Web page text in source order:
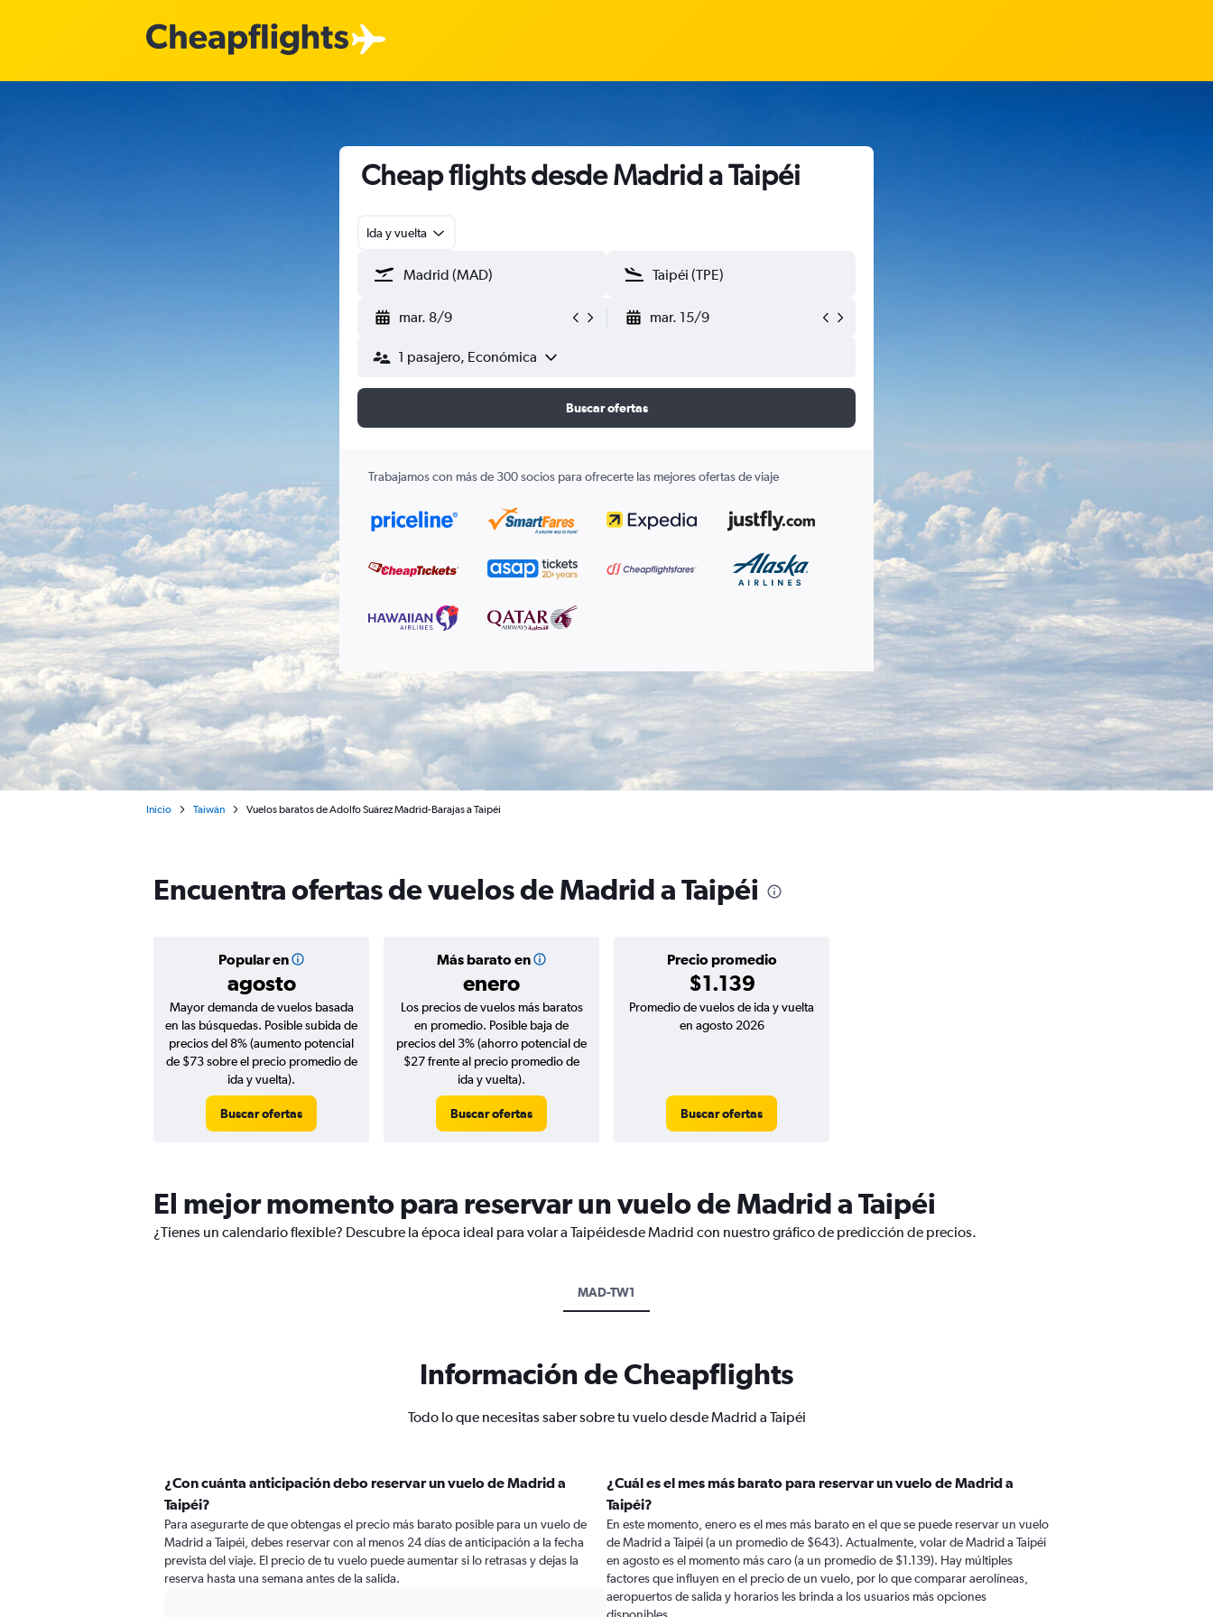
Cheap flights desde Madrid a Taipéi
Ida y vuelta
mar. 8/9 mar. 15/9
1 pasajero, Económica
Buscar ofertas
Trabajamos con más de 300 socios para ofrecerte las mejores ofertas de viaje
Inicio Taiwán Vuelos baratos de Adolfo Suárez Madrid-Barajas a Taipéi
Encuentra ofertas de vuelos de Madrid a Taipéi
Popular en
agosto
Más barato en
enero
Precio promedio
$1.139
Mayor demanda de vuelos basada
en las búsquedas. Posible subida de
precios del 8% (aumento potencial
de $73 sobre el precio promedio de
ida y vuelta).
Buscar ofertas
Los precios de vuelos más baratos
en promedio. Posible baja de
precios del 3% (ahorro potencial de
$27 frente al precio promedio de
ida y vuelta).
Buscar ofertas
Promedio de vuelos de ida y vuelta
en agosto 2026
Buscar ofertas
El mejor momento para reservar un vuelo de Madrid a Taipéi
¿Tienes un calendario flexible? Descubre la época ideal para volar a Taipéidesde Madrid con nuestro gráfico de predicción de precios.
MAD-TW1
Información de Cheapflights
Todo lo que necesitas saber sobre tu vuelo desde Madrid a Taipéi
¿Con cuánta anticipación debo reservar un vuelo de Madrid a
Taipéi?
Para asegurarte de que obtengas el precio más barato posible para un vuelo de
Madrid a Taipéi, debes reservar con al menos 24 días de anticipación a la fecha
prevista del viaje. El precio de tu vuelo puede aumentar si lo retrasas y dejas la
reserva hasta una semana antes de la salida.
¿Cuál es el mes más barato para reservar un vuelo de Madrid a
Taipéi?
En este momento, enero es el mes más barato en el que se puede reservar un vuelo
de Madrid a Taipéi (a un promedio de $643). Actualmente, volar de Madrid a Taipéi
en agosto es el momento más caro (a un promedio de $1.139). Hay múltiples
factores que influyen en el precio de un vuelo, por lo que comparar aerolíneas,
aeropuertos de salida y horarios les brinda a los usuarios más opciones